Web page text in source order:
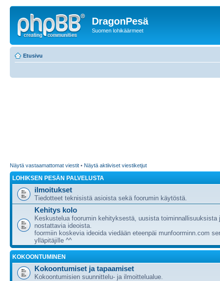
DragonPesä
Suomen lohikäärmeet
Etusivu
Näytä vastaamattomat viestit • Näytä aktiiviset viestiketjut
LOHIKSEN PESÄN PALVELUSTA
ilmoitukset
Tiedotteet teknisistä asioista sekä foorumin käytöstä.
Kehitys kolo
Keskustelua foorumin kehityksestä, uusista toiminnallisuuksista
nostattavia ideoista.
foormiin koskevia ideoida viedään eteenpäi munfoorminn.com
ylläpitäjille ^^
KOKOONTUMINEN
Kokoontumiset ja tapaamiset
Kokoontumisien suunnittelu- ja ilmoittelualue.